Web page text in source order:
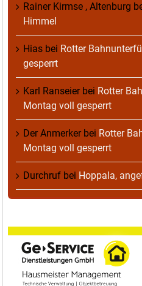
Rainer Kirmse , Altenburg
Himmel
Hias bei Rotter
gesperrt
Karl Ranseierbei Rotter
Montag voll gesperrt
Der Anmerkerbei Rotter
Montag voll gesperrt
Durchruf bei Hoppala,